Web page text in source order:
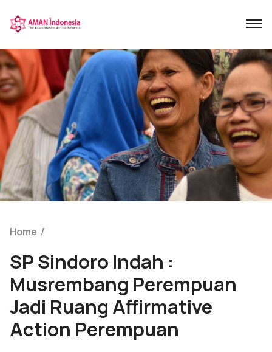
Home /
SP Sindoro Indah :
Musrembang Perempuan
Jadi Ruang Affirmative
Action Perempuan